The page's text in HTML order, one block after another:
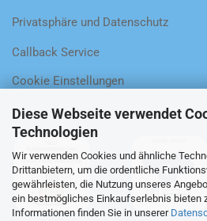
Diese Webseite verwendet
Technologien
Wir verwenden Cookies und ähnliche
Drittanbietern, um die ordentliche
gewährleisten, die Nutzung unseres
ein bestmögliches Einkaufserlebnis bieten
Informationen finden Sie in unserer
Privatsphäre und Datenschutz
Callback Service
Cookie Einstellungen